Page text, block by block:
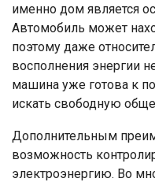
именно дом является
Автомобиль может
поэтому даже
восполнения энергии
машина уже готова к
искать свободную
Дополнительным
возможность
электроэнергию. Во